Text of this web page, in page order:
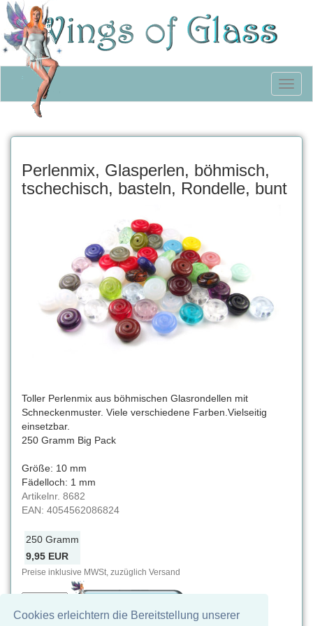
Cookies erleichtern die Bereitstellung unserer
Perlenmix, Glasperlen, böhmisch,
tschechisch, basteln, Rondelle, bunt
Toller Perlenmix aus böhmischen Glasrondellen mit
Schneckenmuster. Viele verschiedene Farben.Vielseitig
einsetzbar.
250 Gramm Big Pack
Größe: 10 mm
Fädelloch: 1 mm
Artikelnr. 8682
EAN: 4054562086824
250 Gramm
9,95 EUR
Preise inklusive MWSt, zuzüglich Versand